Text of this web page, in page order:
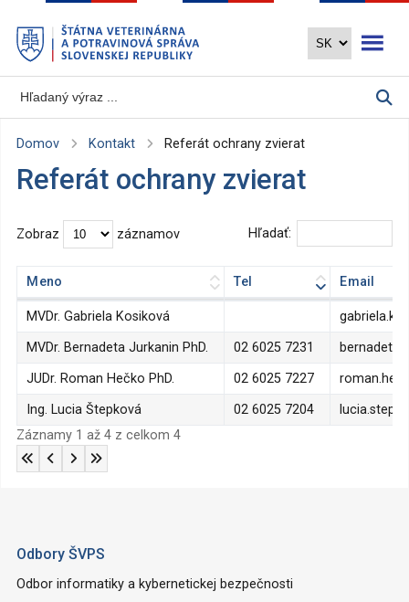
hlavný
obsah
Domov Kontakt Referát ochrany zvierat
Referát ochrany zvierat
Zobraz záznamov Hľadať:
Meno Tel
Email
Meno
Email
MVDr. Gabriela Kosiková
MVDr. Bernadeta Jurkanin PhD.
02 6025 7231
JUDr. Roman Hečko PhD.
02 6025 7227
Ing. Lucia Štepková
02 6025 7204
Záznamy 1 až 4 z celkom 4
Odbory ŠVPS
Odbor informatiky a kybernetickej bezpečnosti